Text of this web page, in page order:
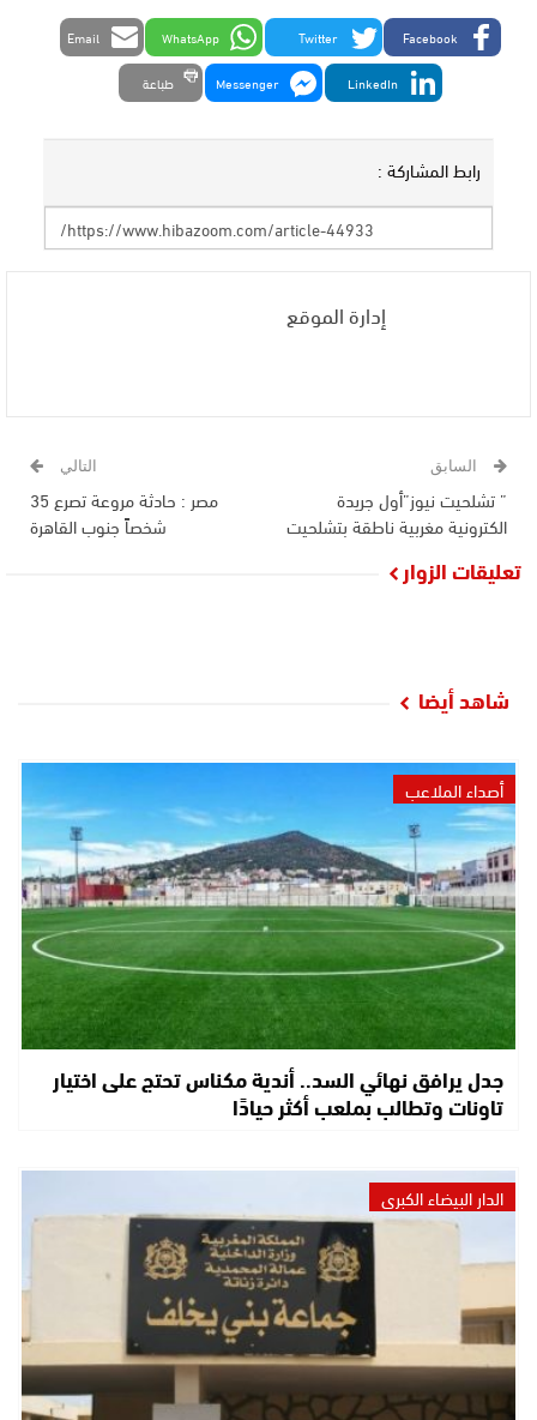
Facebook
Twitter
WhatsApp
Email
LinkedIn
Messenger طباعة
رابط المشاركة :
إدارة الموقع
السابق
” تشلحيت نيوز”أول جريدة
الكترونية مغربية ناطقة بتشلحيت
التالي
مصر : حادثة مروعة تصرع 35
شخصاً جنوب القاهرة
تعليقات الزوار
شاهد أيضا
أصداء الملاعب
جدل يرافق نهائي السد.. أندية مكناس تحتج على اختيار
تاونات وتطالب بملعب أكثر حيادًا
الدار البيضاء الكبرى